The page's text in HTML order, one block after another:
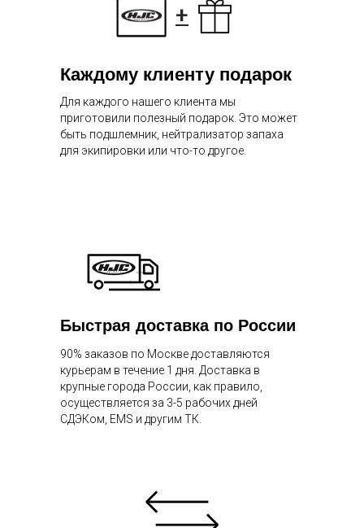
90% заказов по Москве доставляются
курьерам в течение 1 дня. Доставка в
крупные города России, как правило,
осуществляется за 3-5 рабочих дней
СДЭКом, EMS и другим ТК.
Каждому клиенту подарок
Для каждого нашего клиента мы
приготовили полезный подарок. Это может
быть подшлемник, нейтрализатор запаха
для экипировки или что-то другое.
+
Быстрая доставка по России